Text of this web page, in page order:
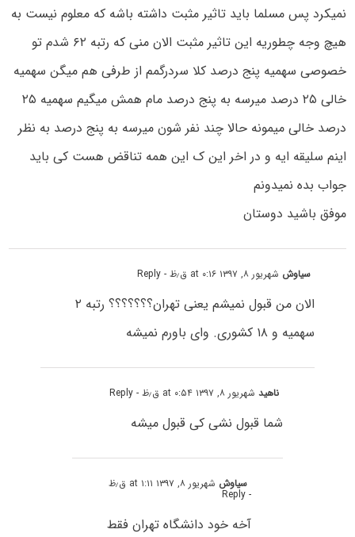
نمیکرد پس مسلما باید تاثیر مثبت داشته باشه که معلوم نیست به
هیچ وجه چطوریه این تاثیر مثبت الان منی که رتبه ۶۲ شدم تو
خصوصی سهمیه پنج درصد کلا سردرگمم از طرفی هم میگن سهمیه
خالی ۲۵ درصد میرسه به پنج درصد مام همش میگیم سهمیه ۲۵
درصد خالی میمونه حالا چند نفر شون میرسه به پنج درصد به نظر
اینم سلیقه ایه و در اخر این ک این همه تناقض هست کی باید
جواب بده نمیدونم
موفق باشید دوستان
سیاوش شهریور ۸, ۱۳۹۷ at ۰:۱۶ ق٫ظ - Reply
الان من قبول نمیشم یعنی تهران؟؟؟؟؟؟؟ رتبه ۲
سهمیه و ۱۸ کشوری. وای باورم نمیشه
ناهیدشهریور ۸, ۱۳۹۷ at ۰:۵۴ ق٫ظ - Reply
شما قبول نشی کی قبول میشه
سیاوش شهریور ۸, ۱۳۹۷ at ۱:۱۱ ق٫ظ
- Reply
آخه خود دانشگاه تهران فقط